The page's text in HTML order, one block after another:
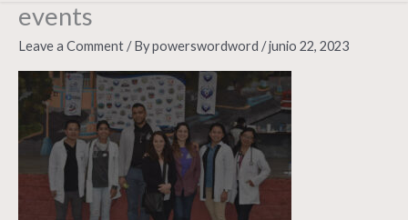
events
Leave a Comment/ Bypowerswordword /junio 22, 2023